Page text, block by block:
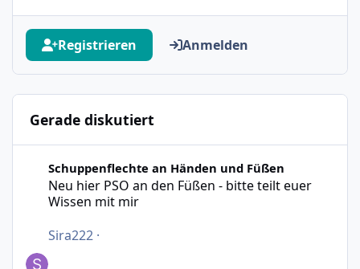
Registrieren Anmelden
Gerade diskutiert
Schuppenflechte an Händen und Füßen
Neu hier PSO an den Füßen - bitte teilt euer
Wissen mit mir
Sira222 ·